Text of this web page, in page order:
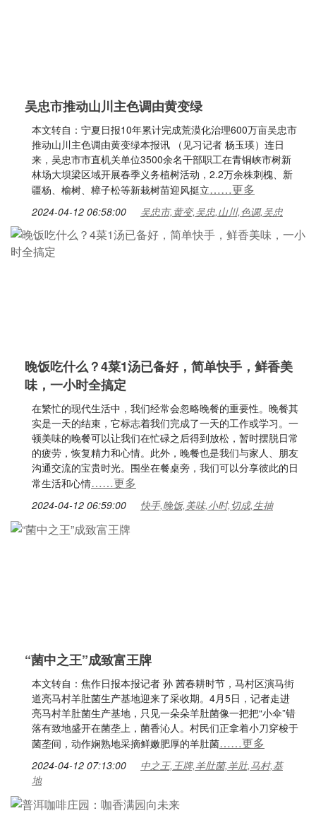
吴忠市推动山川主色调由黄变绿
本文转自：宁夏日报10年累计完成荒漠化治理600万亩吴忠市
推动山川主色调由黄变绿本报讯 （见习记者 杨玉瑛）连日
来，吴忠市市直机关单位3500余名干部职工在青铜峡市树新
林场大坝梁区域开展春季义务植树活动，2.2万余株刺槐、新
疆杨、榆树、樟子松等新栽树苗迎风挺立……更多
2024-04-12 06:58:00 吴忠市,黄变,吴忠,山川,色调,吴忠
晚饭吃什么？4菜1汤已备好，简单快手，鲜香美
味，一小时全搞定
在繁忙的现代生活中，我们经常会忽略晚餐的重要性。晚餐其
实是一天的结束，它标志着我们完成了一天的工作或学习。一
顿美味的晚餐可以让我们在忙碌之后得到放松，暂时摆脱日常
的疲劳，恢复精力和心情。此外，晚餐也是我们与家人、朋友
沟通交流的宝贵时光。围坐在餐桌旁，我们可以分享彼此的日
常生活和心情……更多
2024-04-12 06:59:00 快手,晚饭,美味,小时,切成,生抽
“菌中之王”成致富王牌
本文转自：焦作日报本报记者 孙 茜春耕时节，马村区演马街
道亮马村羊肚菌生产基地迎来了采收期。4月5日，记者走进
亮马村羊肚菌生产基地，只见一朵朵羊肚菌像一把把“小伞”错
落有致地盛开在菌垄上，菌香沁人。村民们正拿着小刀穿梭于
菌垄间，动作娴熟地采摘鲜嫩肥厚的羊肚菌……更多
2024-04-12 07:13:00
中之王,王牌,羊肚菌,羊肚,马村,基
地